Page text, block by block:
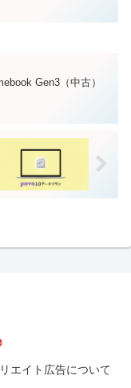
Gen3（中古）
エイト広告について